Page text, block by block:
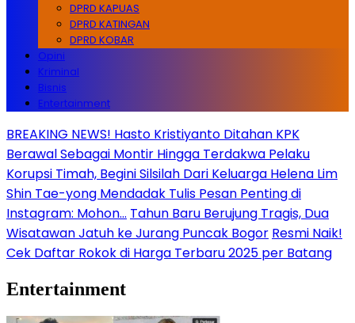
DPRD KAPUAS
DPRD KATINGAN
DPRD KOBAR
Opini
Kriminal
Bisnis
Entertainment
BREAKING NEWS! Hasto Kristiyanto Ditahan KPK
Berawal Sebagai Montir Hingga Terdakwa Pelaku
Korupsi Timah, Begini Silsilah Dari Keluarga Helena Lim
Shin Tae-yong Mendadak Tulis Pesan Penting di
Instagram: Mohon… Tahun Baru Berujung Tragis, Dua
Wisatawan Jatuh ke Jurang Puncak Bogor Resmi Naik!
Cek Daftar Rokok di Harga Terbaru 2025 per Batang
Entertainment